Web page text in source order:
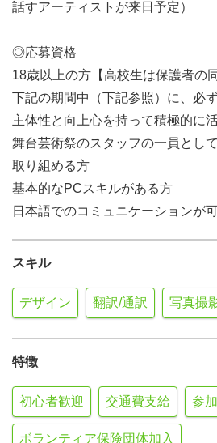
話すアーティストが来日予定）
◎応募資格
18歳以上の方【高校生は保護者の
下記の期間中（下記参照）に、必
主体性と向上心を持って積極的に
舞台芸術祭のスタッフの一員とし
取り組める方
基本的なPCスキルがある方
日本語でのコミュニケーションが
スキル
デザイン 翻訳/通訳 写真撮
特徴
初心者歓迎 交通費支給 参
ボランティア保険団体加入